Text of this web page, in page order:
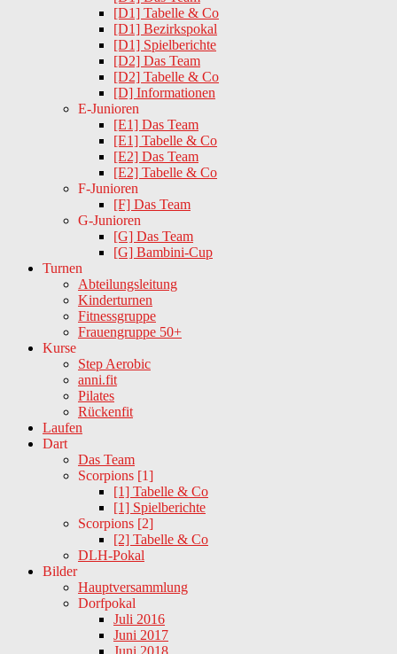
[D1] Tabelle & Co
[D1] Bezirkspokal
[D1] Spielberichte
[D2] Das Team
[D2] Tabelle & Co
[D] Informationen
E-Junioren
[E1] Das Team
[E1] Tabelle & Co
[E2] Das Team
[E2] Tabelle & Co
F-Junioren
[F] Das Team
G-Junioren
[G] Das Team
[G] Bambini-Cup
Turnen
Abteilungsleitung
Kinderturnen
Fitnessgruppe
Frauengruppe 50+
Kurse
Step Aerobic
anni.fit
Pilates
Rückenfit
Laufen
Dart
Das Team
Scorpions [1]
[1] Tabelle & Co
[1] Spielberichte
Scorpions [2]
[2] Tabelle & Co
DLH-Pokal
Bilder
Hauptversammlung
Dorfpokal
Juli 2016
Juni 2017
Juni 2018